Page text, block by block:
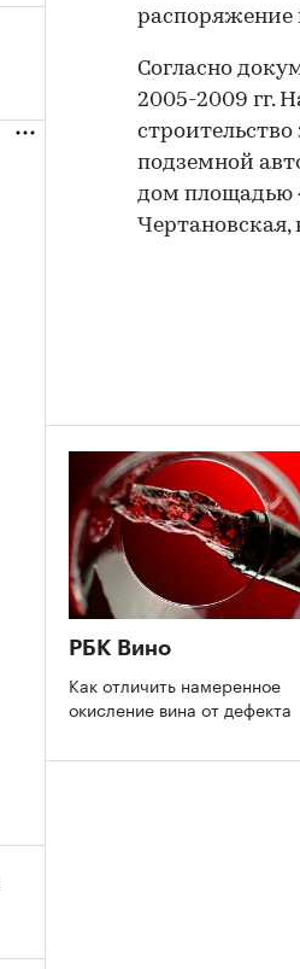
Согласно
2005-2009 гг.
подземной
дом площадью
Чертановская,
РБК Вино
Как отличить намеренное
окисление вина от дефекта